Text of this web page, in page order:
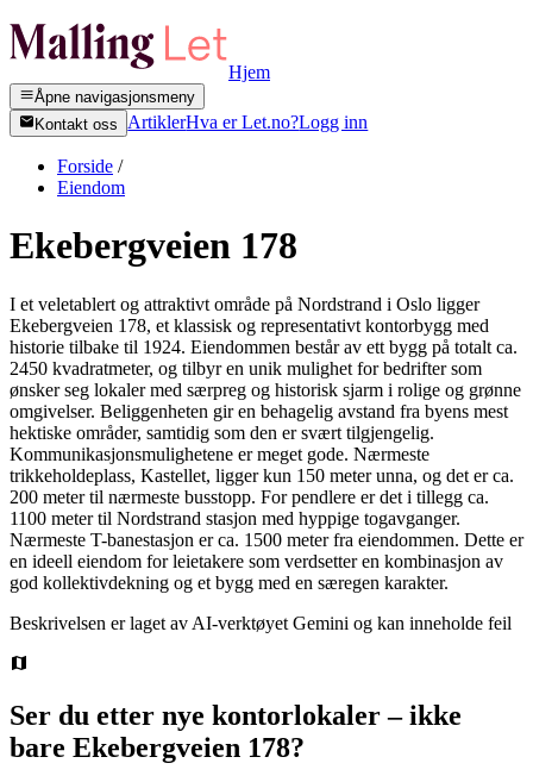
Hjem
Åpne navigasjonsmeny
Kontakt oss
ArtiklerHva er Let.no?Logg inn
Forside /
Eiendom
Ekebergveien 178
I et veletablert og attraktivt område på Nordstrand i Oslo ligger
Ekebergveien 178, et klassisk og representativt kontorbygg med
historie tilbake til 1924. Eiendommen består av ett bygg på totalt ca.
2450 kvadratmeter, og tilbyr en unik mulighet for bedrifter som
ønsker seg lokaler med særpreg og historisk sjarm i rolige og grønne
omgivelser. Beliggenheten gir en behagelig avstand fra byens mest
hektiske områder, samtidig som den er svært tilgjengelig.
Kommunikasjonsmulighetene er meget gode. Nærmeste
trikkeholdeplass, Kastellet, ligger kun 150 meter unna, og det er ca.
200 meter til nærmeste busstopp. For pendlere er det i tillegg ca.
1100 meter til Nordstrand stasjon med hyppige togavganger.
Nærmeste T-banestasjon er ca. 1500 meter fra eiendommen. Dette er
en ideell eiendom for leietakere som verdsetter en kombinasjon av
god kollektivdekning og et bygg med en særegen karakter.
Beskrivelsen er laget av AI-verktøyet Gemini og kan inneholde feil
Ser du etter nye kontorlokaler – ikke
bare Ekebergveien 178?